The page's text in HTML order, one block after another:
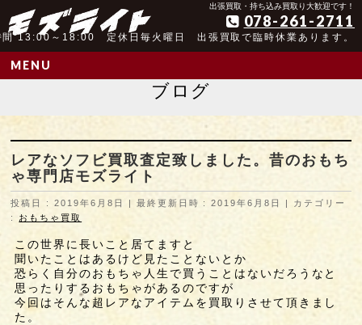
アンティーク玩具取扱歴25年以上の実績 出張買取・持ち込み買取り大歓迎です！
078-261-2711
間 13:00～18:00 定休日毎火曜日 出張買取で臨時休業あります。
MENU
ブログ
レアなソフビ買取査定致しました。昔のおもち
ゃ専門店モズライト
投稿日 : 2019年6月8日 最終更新日時 : 2019年6月8日
カテゴリー
: おもちゃ買取
この世界に長いこと居てますと
聞いたことはあるけど見たことないとか
恐らく自分のおもちゃ人生で買うことはないだろうなと
思ったりするおもちゃがあるのですが
今回はそんな超レアなアイテムを買取りさせて頂きまし
た。